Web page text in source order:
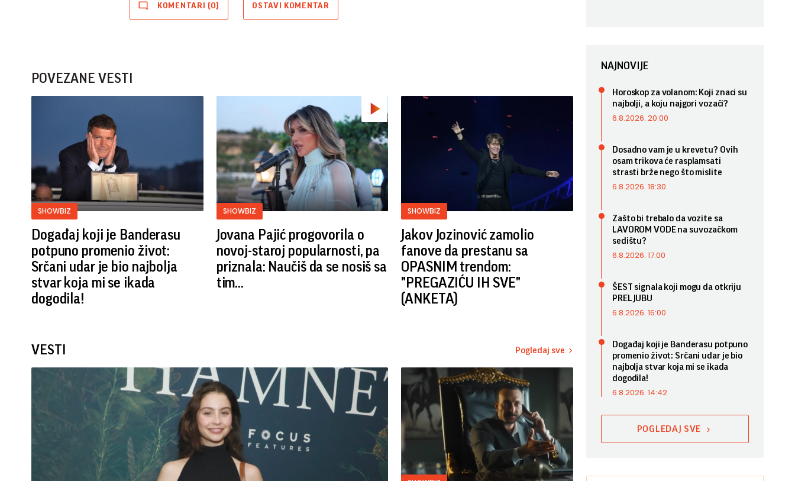
KOMENTARI (0) OSTAVI KOMENTAR
POVEZANE VESTI
SHOWBIZ
Događaj koji je Banderasu
potpuno promenio život:
Srčani udar je bio najbolja
stvar koja mi se ikada
dogodila!
SHOWBIZ
Jovana Pajić progovorila o
novoj-staroj popularnosti, pa
priznala: Naučiš da se nosiš sa
tim...
SHOWBIZ
Jakov Jozinović zamolio
fanove da prestanu sa
OPASNIM trendom:
"PREGAZIĆU IH SVE"
(ANKETA)
VESTI Pogledaj sve
NAJNOVIJE
Horoskop za volanom: Koji znaci su
najbolji, a koju najgori vozači?
6.8.2026. 20:00
Dosadno vam je u krevetu? Ovih
osam trikova će rasplamsati
strasti brže nego što mislite
6.8.2026. 18:30
Zašto bi trebalo da vozite sa
LAVOROM VODE na suvozačkom
sedištu?
6.8.2026. 17:00
ŠEST signala koji mogu da otkriju
PRELJUBU
6.8.2026. 16:00
Događaj koji je Banderasu potpuno
promenio život: Srčani udar je bio
najbolja stvar koja mi se ikada
dogodila!
6.8.2026. 14:42
POGLEDAJ SVE